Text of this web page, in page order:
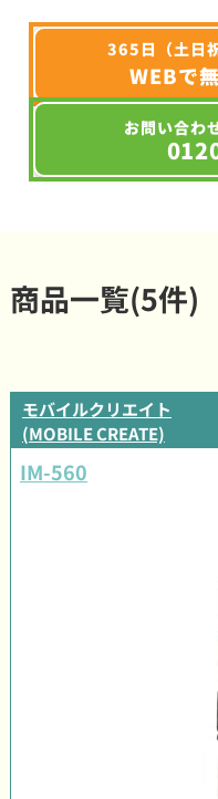
365日（土日
WEBで
お問い合わ
商品一覧(5件)
モバイルクリエイト
(MOBILE CREATE)
IM-560